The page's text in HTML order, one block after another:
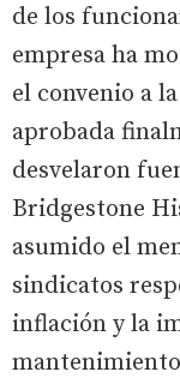
de los
empresa ha
el convenio a
aprobada
desvelaron
Bridgestone
asumido el
sindicatos
inflación y la